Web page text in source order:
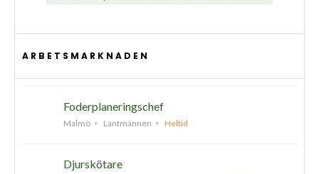
ARBETSMARKNADEN
Foderplaneringschef
Malmö Lantmännen Heltid
Djurskötare